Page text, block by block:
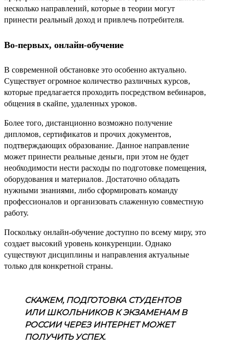
несколько направлений, которые в теории могут
принести реальный доход и привлечь потребителя.
Во-первых, онлайн-обучение
В современной обстановке это особенно актуально.
Существует огромное количество различных курсов,
которые предлагается проходить посредством вебинаров,
общения в скайпе, удаленных уроков.
Более того, дистанционно возможно получение
дипломов, сертификатов и прочих документов,
подтверждающих образование. Данное направление
может принести реальные деньги, при этом не будет
необходимости нести расходы по подготовке помещения,
оборудования и материалов. Достаточно обладать
нужными знаниями, либо сформировать команду
профессионалов и организовать слаженную совместную
работу.
Поскольку онлайн-обучение доступно по всему миру, это
создает высокий уровень конкуренции. Однако
существуют дисциплины и направления актуальные
только для конкретной страны.
СКАЖЕМ, ПОДГОТОВКА СТУДЕНТОВ
ИЛИ ШКОЛЬНИКОВ К ЭКЗАМЕНАМ В
РОССИИ ЧЕРЕЗ ИНТЕРНЕТ МОЖЕТ
ПОЛУЧИТЬ УСПЕХ.